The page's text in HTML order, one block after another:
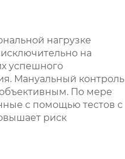
нагрузке
на
успешного
Мануальный контроль
объективным. По мере
с помощью тестов с
риск